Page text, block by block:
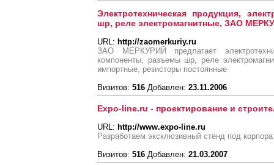
Электротехническая продукция,
шр, реле электромагнитные, ЗАО
URL: http://zaomerkuriy.ru
ЗАО МЕРКУРИЙ предлагает
компоненты, разъемы шр, реле
импортные, резисторы постоянные
Визитов: 516 Добавлен: 23.11.2006
Expo-line.ru - проектирование и
URL: http://www.expo-line.ru
Разработаем эксклюзивный стенд под
Визитов: 516 Добавлен: 21.03.2007